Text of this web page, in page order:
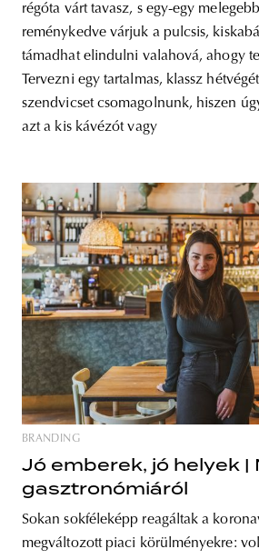
régóta várt tavasz, s egy-egy
reménykedve várjuk a pulcsis,
támadhat elindulni valahová, ahogy
Tervezni egy tartalmas, klassz
szendvicset csomagolnunk, hiszen
azt a kis kávézót vagy
BRANDING
Jó emberek, jó helyek |
gasztronómiáról
Sokan sokféleképp reagáltak a
megváltozott piaci körülményekre: